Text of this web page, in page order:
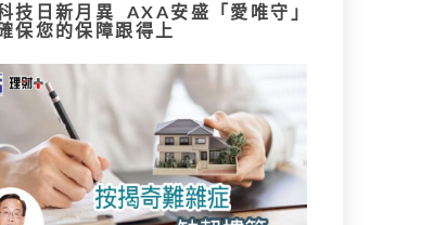
技日新月異 AXA安盛「愛唯守」
保您的保障跟得上